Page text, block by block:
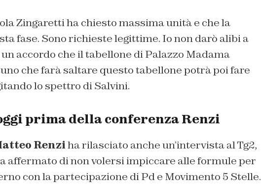
Zingaretti ha chiesto massima unità e che la
fase. Sono richieste legittime. Io non darò alibi a
accordo che il tabellone di Palazzo Madama
che farà saltare questo tabellone potrà poi fare
lo spettro di Salvini.
prima della conferenza Renzi
Renziha rilasciato anche un’intervista al Tg2,
affermato di non volersi impiccare alle formule per
con la partecipazione di Pd e Movimento 5 Stelle.